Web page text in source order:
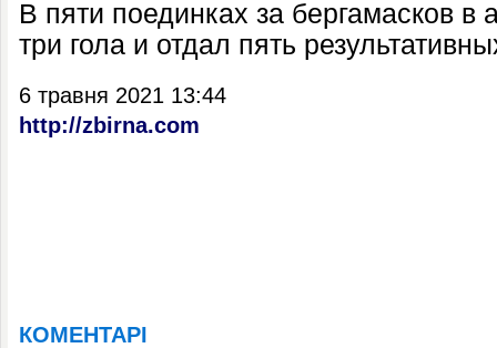
В пяти поединках за бергамасков в
три гола и отдал пять
6 травня 2021 13:44
http://zbirna.com
КОМЕНТАРІ